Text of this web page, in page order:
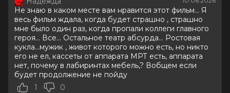
Беннетт, Лукита Максвелл, Эван
Джогиа, Роберт Боброцкий, Эмбер
Эмброуз, Криста Косонен, Филип
Грэйнджер
Продюсеры
Кори Эделсон, Питер Чернин, Дэн
Коэн
Сценаристы
Уилл Судик, Кейн Парсонс
Жанр
ужасы
Длительность
Не знаю в каком месте вам нравится этот фильм... Я
весь фильм ждала, когда будет страшно , страшно
мне было один раз, когда пропали коллеги главного
героя... Все... Остальное театр абсурда... Ростовая
кукла...мужик , живот которого можно есть, но никто
его не ел, кассеты от аппарата МРТ есть, аппарата
нет, почему в лабиринтах мебель,? Вобщем если
будет продолжение не пойду
1
0